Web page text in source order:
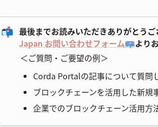
📬 最後までお読みいただきありがとう
Japan お問い合わせフォーム📪より
＜ご質問・ご要望の例＞
Corda Portalの記事について質問
ブロックチェーンを活用した新規
企業でのブロックチェーン活用